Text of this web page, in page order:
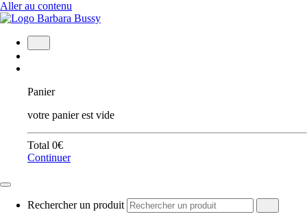
Aller au contenu
Panier
votre panier est vide
Total 0€
Continuer
Rechercher un produit